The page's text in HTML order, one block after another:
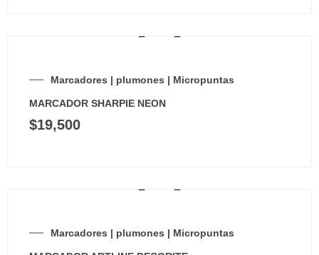
Marcadores | plumones | Micropuntas
MARCADOR SHARPIE NEON
$19,500
Marcadores | plumones | Micropuntas